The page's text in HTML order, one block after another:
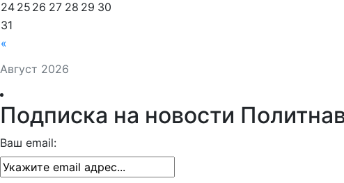
Август 2026
«
24 25 26 27 28 29 30
31
Подписка на новости
Ваш email: